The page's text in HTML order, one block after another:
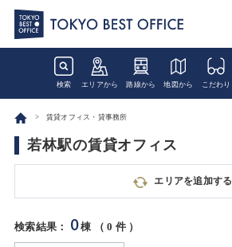
検索 エリアから 路線から 地図から こだわり
賃貸オフィス・貸事務所
若林駅の賃貸オフィス
エリアを追加する
検索結果： 0棟 （0 件 ）